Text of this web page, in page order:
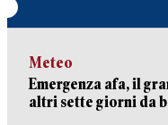
Meteo
Emergenza afa, il
altri sette giorni da